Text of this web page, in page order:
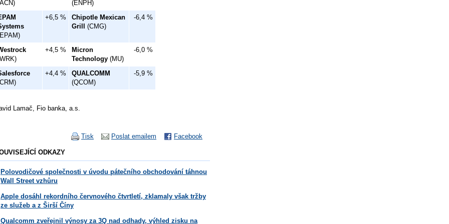
(ENPH)
+6,5 %
Chipotle Mexican
Grill
(CMG)
-6,4 %
+4,5 %
Micron
Technology (MU)
-6,0 %
+4,4 %
QUALCOMM
(QCOM)
-5,9 %
Lamač, Fio banka, a.s.
Facebook
Poslat emailem
Tisk
ODKAZY
Polovodičové společnosti v úvodu pátečního obchodování táhnou
Wall Street vzhůru
Apple dosáhl rekordního červnového čtvrtletí, zklamaly však tržby
ze služeb a z Širší Číny
Qualcomm zveřejnil výnosy za 3Q nad odhady, výhled zisku na